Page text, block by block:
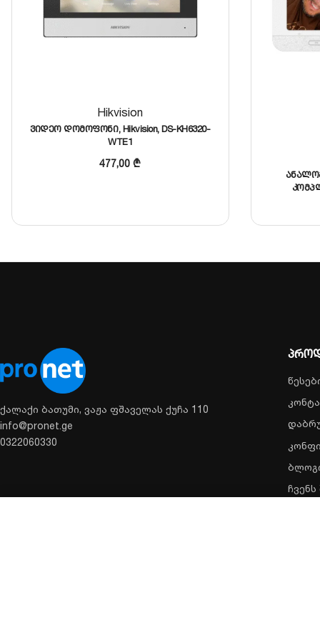
Hikvision
ვიდეო დომოფონი, Hikvision, DS-KH6320-
WTE1
477,00₾
ქალაქი ბათუმი, ვაჟა ფშაველას ქუჩა 110
info@pronet.ge
0322060330
ჩვენს